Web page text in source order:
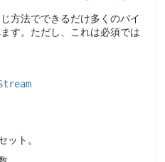
方法でできるだけ多くのバイ
す。ただし、これは必須では
ット。